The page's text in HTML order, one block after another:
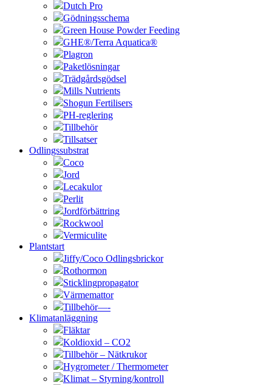
Dutch Pro
Gödningsschema
Green House Powder Feeding
GHE®/Terra Aquatica®
Plagron
Paketlösningar
Trädgårdsgödsel
Mills Nutrients
Shogun Fertilisers
PH-reglering
Tillbehör
Tillsatser
Odlingssubstrat
Coco
Jord
Lecakulor
Perlit
Jordförbättring
Rockwool
Vermiculite
Plantstart
Jiffy/Coco Odlingsbrickor
Rothormon
Sticklingpropagator
Värmemattor
Tillbehör—-
Klimatanläggning
Fläktar
Koldioxid – CO2
Tillbehör – Nätkrukor
Hygrometer / Thermometer
Klimat – Styrning/kontroll